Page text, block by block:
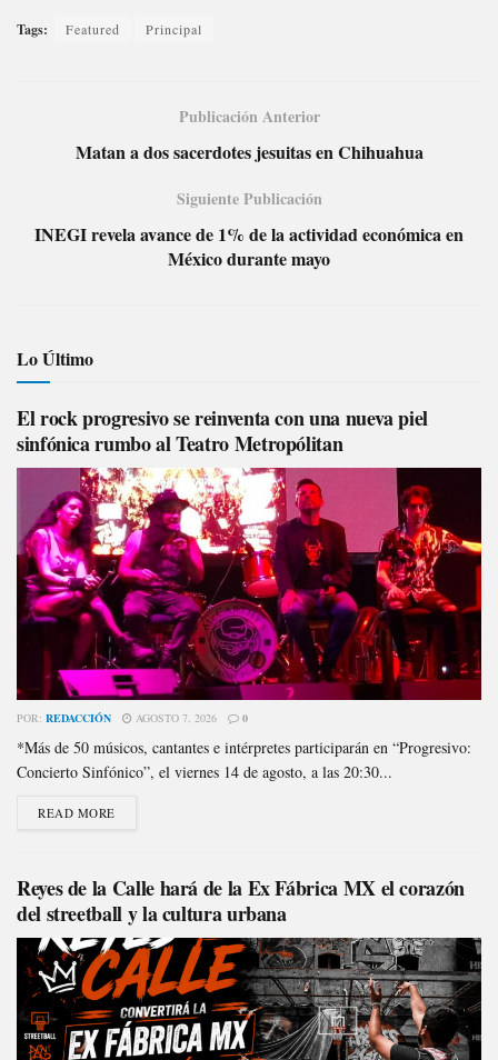
Tags: Featured Principal
Publicación Anterior
Matan a dos sacerdotes jesuitas en Chihuahua
Siguiente Publicación
INEGI revela avance de 1% de la actividad económica en
México durante mayo
Lo Último
El rock progresivo se reinventa con una nueva piel
sinfónica rumbo al Teatro Metropólitan
POR: REDACCIÓN AGOSTO 7, 2026 0
*Más de 50 músicos, cantantes e intérpretes participarán en “Progresivo:
Concierto Sinfónico”, el viernes 14 de agosto, a las 20:30...
READ MORE
Reyes de la Calle hará de la Ex Fábrica MX el corazón
del streetball y la cultura urbana